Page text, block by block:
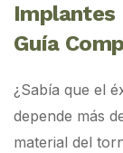
Implantes
Guía
¿Sabía que el
depende más
material del